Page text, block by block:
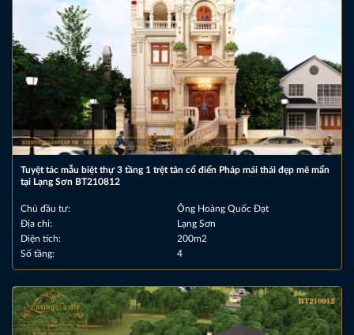
Tuyệt tác mẫu biệt thự 3 tầng 1 trệt tân cổ điển Pháp mái thái đẹp mê mẩn
tại Lạng Sơn BT210812
Chủ đầu tư:
Ông Hoàng Quốc Đạt
Địa chỉ:
Lạng Sơn
Diện tích:
200m2
Số tầng:
4